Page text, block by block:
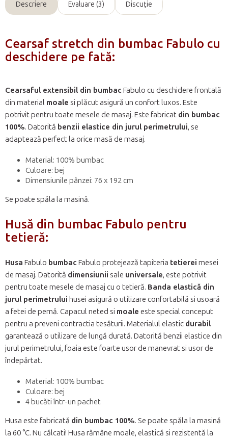
Descriere Evaluare (3) Discuţie
Cearsaf stretch din bumbac Fabulo cu
deschidere pe fată:
Cearsaful extensibil din bumbac Fabulo cu deschidere frontală
din material moale si plăcut asigură un confort luxos. Este
potrivit pentru toate mesele de masaj. Este fabricat din bumbac
100%. Datorită benzii elastice din jurul perimetrului, se
adaptează perfect la orice masă de masaj.
Material: 100% bumbac
Culoare: bej
Dimensiunile pânzei: 76 x 192 cm
Se poate spăla la masină.
Husă din bumbac Fabulo pentru
tetieră:
Husa Fabulo bumbac Fabulo protejează tapiteria tetierei mesei
de masaj. Datorită dimensiunii sale universale, este potrivit
pentru toate mesele de masaj cu o tetieră. Banda elastică din
jurul perimetrului husei asigură o utilizare confortabilă si usoară
a fetei de pernă. Capacul neted si moale este special conceput
pentru a preveni contractia tesăturii. Materialul elastic durabil
garantează o utilizare de lungă durată. Datorită benzii elastice din
jurul perimetrului, foaia este foarte usor de manevrat si usor de
îndepărtat.
Material: 100% bumbac
Culoare: bej
4 bucăti într-un pachet
Husa este fabricată din bumbac 100%. Se poate spăla la masină
la 60 °C. Nu călcati! Husa rămâne moale, elastică si rezistentă la